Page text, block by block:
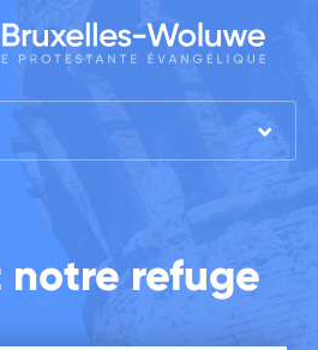
notre refuge